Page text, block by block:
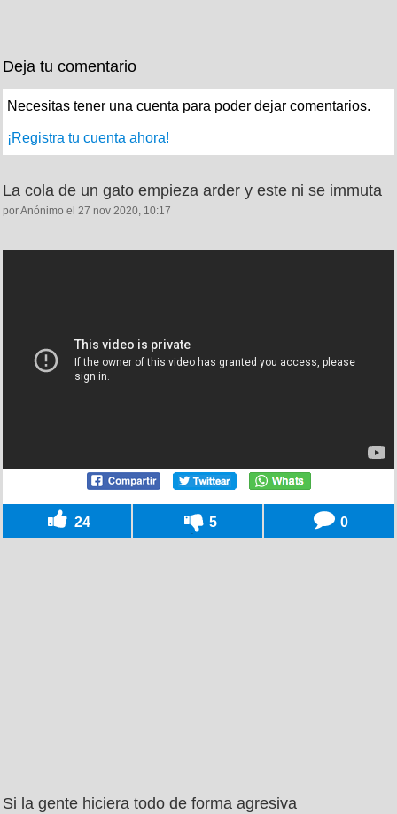
Deja tu comentario
Necesitas tener una cuenta para poder dejar comentarios.
¡Registra tu cuenta ahora!
La cola de un gato empieza arder y este ni se immuta
por Anónimo el 27 nov 2020, 10:17
24 5 0
Si la gente hiciera todo de forma agresiva